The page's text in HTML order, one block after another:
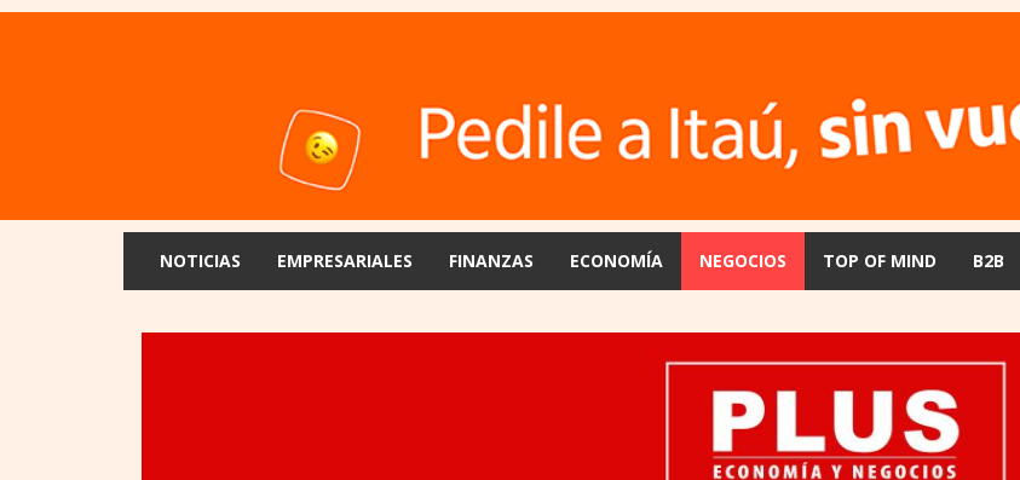
NOTICIAS EMPRESARIALES FINANZAS ECONOMÍA NEGOCIOS TOP OF MIND B2B